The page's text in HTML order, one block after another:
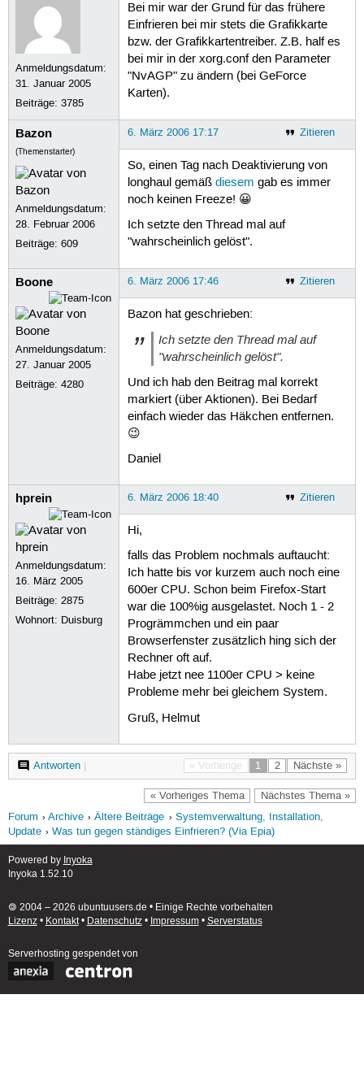
Anmeldungsdatum:
31. Januar 2005
Beiträge:3785
Bei mir war der Grund für das frühere
Einfrieren bei mir stets die Grafikkarte
bzw. der Grafikkartentreiber. Z.B. half es
bei mir in der xorg.conf den Parameter
"NvAGP" zu ändern (bei GeForce
Karten).
Bazon
(Themenstarter)
Anmeldungsdatum:
28. Februar 2006
Beiträge:609
Zitieren
6. März 2006 17:17
So, einen Tag nach Deaktivierung von
longhaul gemäß diesem gab es immer
noch keinen Freeze! 😀
Ich setzte den Thread mal auf
"wahrscheinlich gelöst".
Boone
Anmeldungsdatum:
27. Januar 2005
Beiträge:4280
Zitieren
6. März 2006 17:46
Bazon hat geschrieben:
Ich setzte den Thread mal auf
"wahrscheinlich gelöst".
Und ich hab den Beitrag mal korrekt
markiert (über Aktionen). Bei Bedarf
einfach wieder das Häkchen entfernen.
😉
Daniel
hprein
Anmeldungsdatum:
16. März 2005
Beiträge:2875
Wohnort: Duisburg
Zitieren
6. März 2006 18:40
Hi,
falls das Problem nochmals auftaucht:
Ich hatte bis vor kurzem auch noch eine
600er CPU. Schon beim Firefox-Start
war die 100%ig ausgelastet. Noch 1 - 2
Progrämmchen und ein paar
Browserfenster zusätzlich hing sich der
Rechner oft auf.
Habe jetzt nee 1100er CPU > keine
Probleme mehr bei gleichem System.
Gruß, Helmut
« Vorherige 1 2 Nächste »
Antworten|
« Vorheriges Thema Nächstes Thema »
Forum Archive Ältere Beiträge
Systemverwaltung, Installation,
Update
Was tun gegen ständiges Einfrieren? (Via Epia)
Powered by Inyoka
Inyoka 1.52.10
🄯 2004 – 2026 ubuntuusers.de • Einige Rechte vorbehalten
Lizenz• Kontakt• Datenschutz• Impressum• Serverstatus
Serverhosting gespendet von